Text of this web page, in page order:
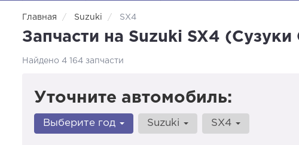
Главная Suzuki SX4
Запчасти на Suzuki SX4
Найдено 4 164 запчасти
Уточните автомобиль:
Выберите год Suzuki SX4